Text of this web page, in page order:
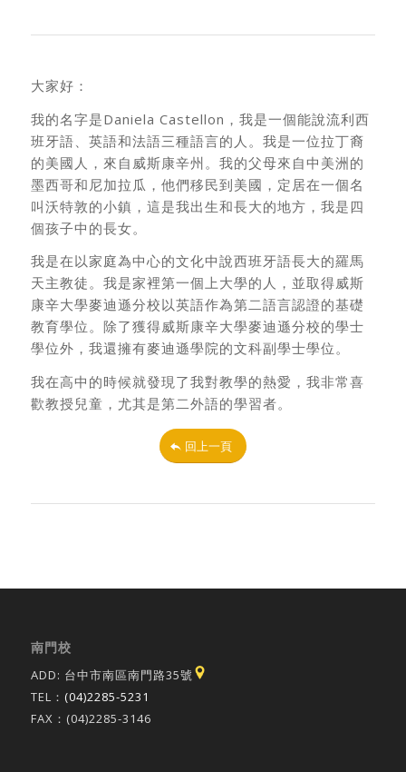
大家好：
我的名字是Daniela Castellon，我是一個能說流利西
班牙語、英語和法語三種語言的人。 我是一位拉丁裔
的美國人，來自威斯康辛州。我的父母來自中美洲的
墨西哥和尼加拉瓜， 他們移民到美國，定居在一個名
叫沃特敦的小鎮，這是我出生和長大的地方，我是四
個孩子中的長女。
我是在以家庭為中心的文化中說西班牙語長大的羅馬
天主教徒。我是家裡第一個上大學的人，並取得威斯
康辛大學麥迪遜分校以英語作為第二語言認證的基礎
教育學位。除了獲得威斯康辛大學麥迪遜分校的學士
學位外，我還擁有麥迪遜學院的文科副學士學位。
我在高中的時候就發現了我對教學的熱愛，我非常喜
歡教授兒童，尤其是第二外語的學習者。
回上一頁
南門校
ADD: 台中市南區南門路35號
TEL： (04)2285-5231
FAX：(04)2285-3146